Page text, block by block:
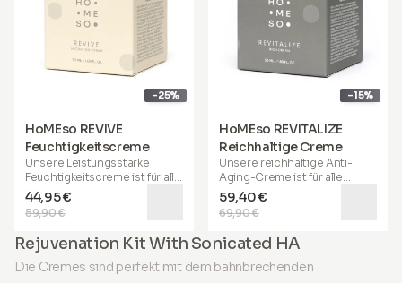
-25%
HoMEso REVIVE
Feuchtigkeitscreme
Unsere Leistungsstarke
Feuchtigkeitscreme ist für alle
Hauttypen geeignet. Ihre
spezielle Formel hilft, Ihre
Haut tiefgehend zu
hydratisieren, beruhigt,
reduziert Rötungen und
bietet72 Stunden
. Angereichert
59,90 €
44,95 €
-15%
HoMEso REVITALIZE
Reichhaltige Creme
Unsere reichhaltige Anti-
Aging-Creme ist für alle
Hauttypen geeignet und
besonders vorteilhaft für
reife, trockene und reizbare
Haut
. Sie hilft, die Elastizität
wiederherzustellen, verleiht
einen jugendlichen Schwung
69,90 €
59,40 €
Rejuvenation Kit With Sonicated HA
Die Cremes sind perfekt mit dem bahnbrechenden